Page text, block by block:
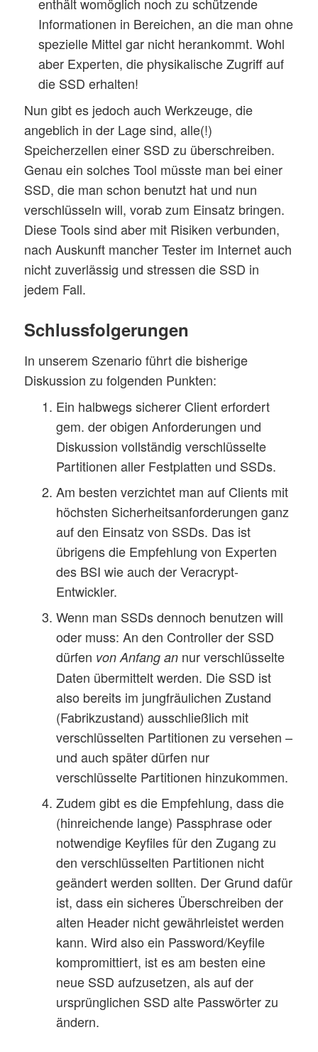
enthält womöglich noch zu schützende
Informationen in Bereichen, an die man ohne
spezielle Mittel gar nicht herankommt. Wohl
aber Experten, die physikalische Zugriff auf
die SSD erhalten!
Nun gibt es jedoch auch Werkzeuge, die
angeblich in der Lage sind, alle(!)
Speicherzellen einer SSD zu überschreiben.
Genau ein solches Tool müsste man bei einer
SSD, die man schon benutzt hat und nun
verschlüsseln will, vorab zum Einsatz bringen.
Diese Tools sind aber mit Risiken verbunden,
nach Auskunft mancher Tester im Internet auch
nicht zuverlässig und stressen die SSD in
jedem Fall.
Schlussfolgerungen
In unserem Szenario führt die bisherige
Diskussion zu folgenden Punkten:
Ein halbwegs sicherer Client erfordert
gem. der obigen Anforderungen und
Diskussion vollständig verschlüsselte
Partitionen aller Festplatten und SSDs.
Am besten verzichtet man auf Clients mit
höchsten Sicherheitsanforderungen ganz
auf den Einsatz von SSDs. Das ist
übrigens die Empfehlung von Experten
des BSI wie auch der Veracrypt-
Entwickler.
Wenn man SSDs dennoch benutzen will
oder muss: An den Controller der SSD
dürfen von Anfang an nur verschlüsselte
Daten übermittelt werden. Die SSD ist
also bereits im jungfräulichen Zustand
(Fabrikzustand) ausschließlich mit
verschlüsselten Partitionen zu versehen –
und auch später dürfen nur
verschlüsselte Partitionen hinzukommen.
Zudem gibt es die Empfehlung, dass die
(hinreichende lange) Passphrase oder
notwendige Keyfiles für den Zugang zu
den verschlüsselten Partitionen nicht
geändert werden sollten. Der Grund dafür
ist, dass ein sicheres Überschreiben der
alten Header nicht gewährleistet werden
kann. Wird also ein Password/Keyfile
kompromittiert, ist es am besten eine
neue SSD aufzusetzen, als auf der
ursprünglichen SSD alte Passwörter zu
ändern.